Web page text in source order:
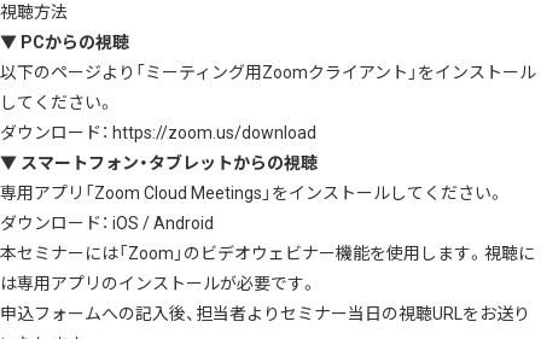
視聴方法
▼ PCからの視聴
以下のページより「ミーティング用Zoomクライアント」をインストール
してください。
ダウンロード： https://zoom.us/download
▼ スマートフォン・タブレットからの視聴
専用アプリ「Zoom Cloud Meetings」をインストールしてください。
ダウンロード： iOS /Android
本セミナーには「Zoom」のビデオウェビナー機能を使用します。視聴に
は専用アプリのインストールが必要です。
申込フォームへの記入後、担当者よりセミナー当日の視聴URLをお送り